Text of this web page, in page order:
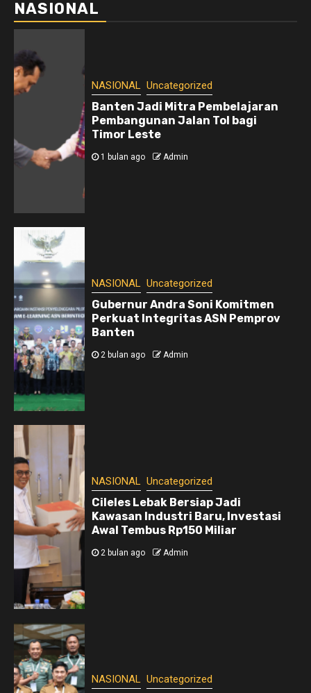
NASIONAL
NASIONAL Uncategorized
Banten Jadi Mitra Pembelajaran
Pembangunan Jalan Tol bagi
Timor Leste
1 bulan ago Admin
NASIONAL Uncategorized
Gubernur Andra Soni Komitmen
Perkuat Integritas ASN Pemprov
Banten
2 bulan ago Admin
NASIONAL Uncategorized
Cileles Lebak Bersiap Jadi
Kawasan Industri Baru, Investasi
Awal Tembus Rp150 Miliar
2 bulan ago Admin
NASIONAL Uncategorized